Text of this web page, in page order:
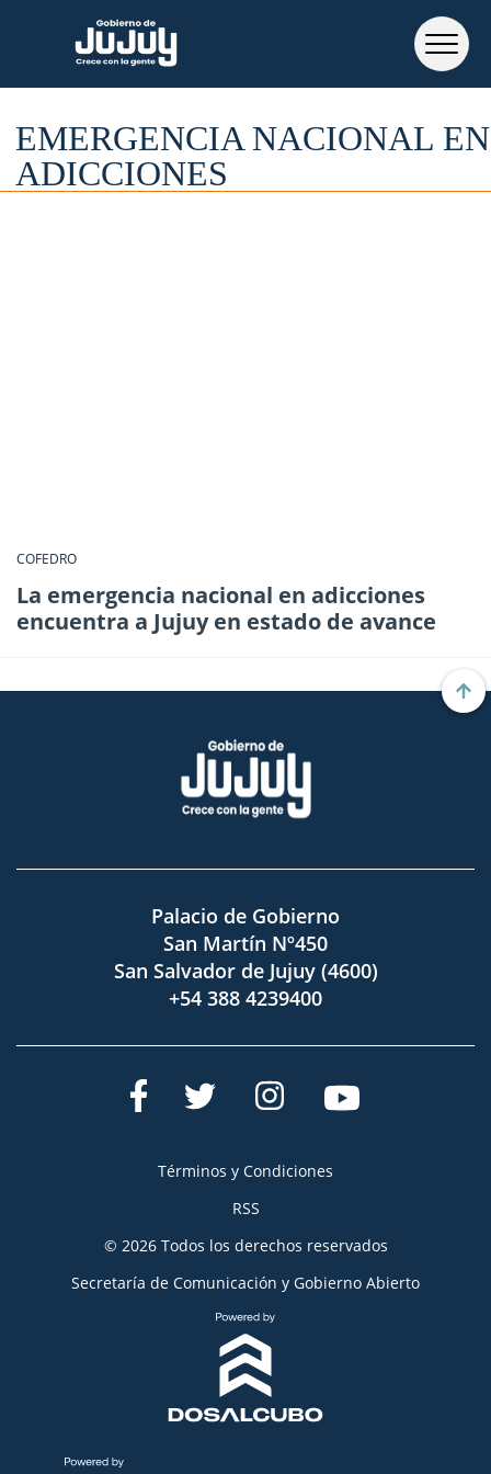
EMERGENCIA NACIONAL EN
ADICCIONES
COFEDRO
La emergencia nacional en adicciones
encuentra a Jujuy en estado de avance
Palacio de Gobierno
San Martín Nº450
San Salvador de Jujuy (4600)
+54 388 4239400
Términos y Condiciones
RSS
© 2026 Todos los derechos reservados
Secretaría de Comunicación y Gobierno Abierto